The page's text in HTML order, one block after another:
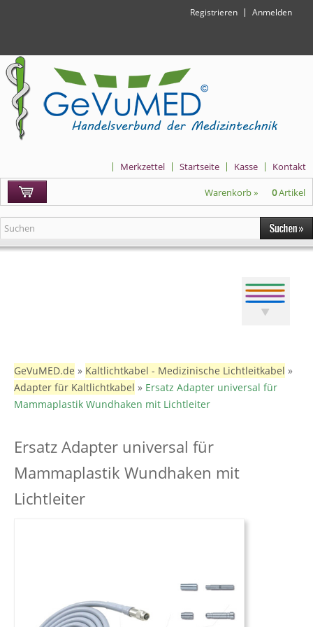
Registrieren Anmelden
Kontakt
Kasse
Startseite
Merkzettel
Warenkorb » 0Artikel
GeVuMED.de » Kaltlichtkabel - Medizinische Lichtleitkabel »
Adapter für Kaltlichtkabel » Ersatz Adapter universal für
Mammaplastik Wundhaken mit Lichtleiter
Ersatz Adapter universal für
Mammaplastik Wundhaken mit
Lichtleiter